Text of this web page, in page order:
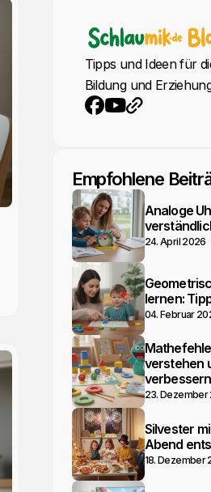
Tipps und Ideen für
Bildung und
Empfohlene
Analoge
24. April 2026
lernen:
04. Februar
verstehen
verbessern
23. Dezember
Silvester
Abend
18. Dezember